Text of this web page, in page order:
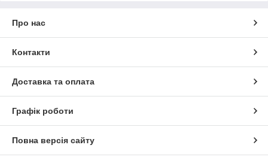
Про нас
Контакти
Доставка та оплата
Графік роботи
Повна версія сайту